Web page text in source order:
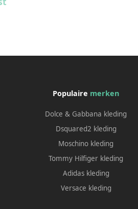
Populaire merken
Dolce & Gabbana kleding
Dsquared2 kleding
Moschino kleding
Tommy Hilfiger kleding
Adidas kleding
Versace kleding